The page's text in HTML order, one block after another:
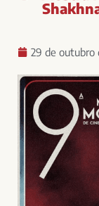
29 de outubro